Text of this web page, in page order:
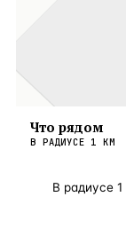
Что рядом
В РАДИУСЕ 1 КМ
В радиусе 1